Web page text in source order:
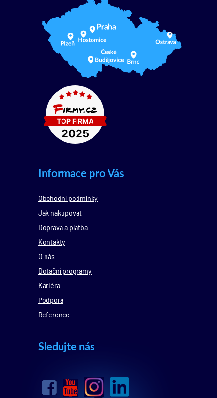
Informace pro Vás
Obchodní podmínky
Jak nakupovat
Doprava a platba
Kontakty
O nás
Dotační programy
Kariéra
Podpora
Reference
Sledujte nás